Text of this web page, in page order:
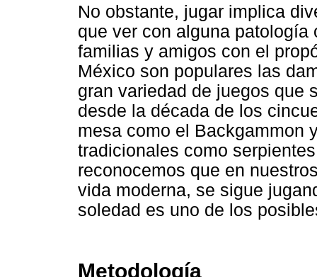
No obstante, jugar implica
que ver con alguna
familias y amigos con el
México son populares las
gran variedad de juegos que
desde la década de los
mesa como el Backgammon
tradicionales como
reconocemos que en
vida moderna, se sigue
soledad es uno de los
Metodología